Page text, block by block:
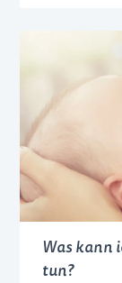
Was kann
tun?